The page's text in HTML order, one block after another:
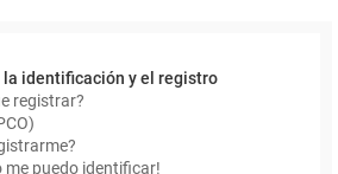
la identificación y el registro
registrar?
me puedo identificar!